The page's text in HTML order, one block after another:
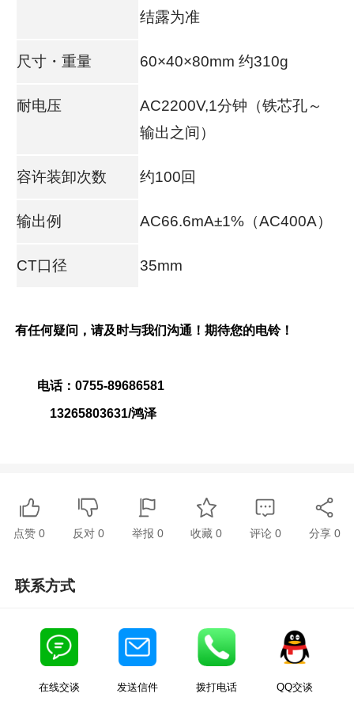
结露为准
尺寸・重量 60×40×80mm 约310g
耐电压
AC2200V,1分钟（铁芯孔～
输出之间）
容许装卸次数 约100回
输出例 AC66.6mA±1%（AC400A）
CT口径 35mm
有任何疑问，请及时与我们沟通！期待您的电铃！
电话：0755-89686581
13265803631/鸿泽
点赞0 反对 0 举报 0 收藏 0 评论 0 分享 0
联系方式
在线交谈 发送信件 拨打电话 QQ交谈